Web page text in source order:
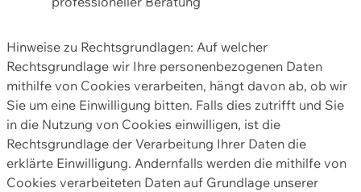
Hinweise zu Rechtsgrundlagen: Auf welcher
Rechtsgrundlage wir Ihre personenbezogenen Daten
mithilfe von Cookies verarbeiten, hängt davon ab, ob wir
Sie um eine Einwilligung bitten. Falls dies zutrifft und Sie
in die Nutzung von Cookies einwilligen, ist die
Rechtsgrundlage der Verarbeitung Ihrer Daten die
erklärte Einwilligung. Andernfalls werden die mithilfe von
Cookies verarbeiteten Daten auf Grundlage unserer